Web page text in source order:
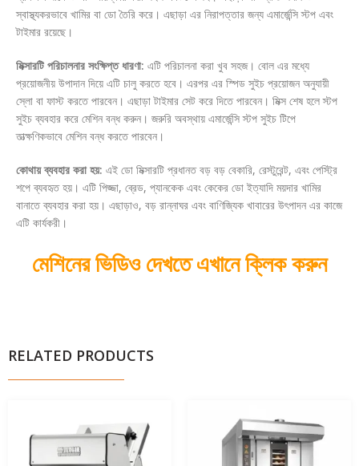
স্বাস্থ্যকরভাবে খামির বা ডো তৈরি করে। এছাড়া এর নিরাপত্তার জন্য এমার্জেন্সি স্টপ এবং
টাইমার রয়েছে।
মিক্সারটি পরিচালনার সংক্ষিপ্ত ধারণা: এটি পরিচালনা করা খুব সহজ। বোল এর মধ্যে
প্রয়োজনীয় উপাদান দিয়ে এটি চালু করতে হবে। এরপর এর স্পিড সুইচ প্রয়োজন অনুযায়ী
স্লো বা ফাস্ট করতে পারবেন। এছাড়া টাইমার সেট করে দিতে পারবেন। মিক্স শেষ হলে স্টপ
সুইচ ব্যবহার করে মেশিন বন্ধ করুন। জরুরি অবস্থায় এমার্জেন্সি স্টপ সুইচ টিপে
তাত্ক্ষণিকভাবে মেশিন বন্ধ করতে পারবেন।
কোথায় ব্যবহার করা হয়: এই ডো মিক্সারটি প্রধানত বড় বড় বেকারি, রেস্টুরেন্ট, এবং পেস্ট্রি
শপে ব্যবহৃত হয়। এটি পিজ্জা, ব্রেড, প্যানকেক এবং কেকের ডো ইত্যাদি ময়দার খামির
বানাতে ব্যবহার করা হয়। এছাড়াও, বড় রান্নাঘর এবং বাণিজ্যিক খাবারের উৎপাদন এর কাজে
এটি কার্যকরী।
মেশিনের ভিডিও দেখতে এখানে ক্লিক করুন
RELATED PRODUCTS